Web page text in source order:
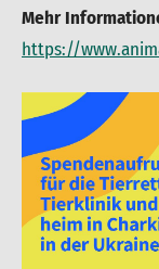
Mehr
https://